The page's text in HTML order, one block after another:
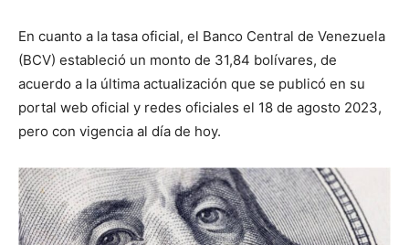
En cuanto a la tasa oficial, el Banco Central de Venezuela
(BCV) estableció un monto de 31,84 bolívares, de
acuerdo a la última actualización que se publicó en su
portal web oficial y redes oficiales el 18 de agosto 2023,
pero con vigencia al día de hoy.